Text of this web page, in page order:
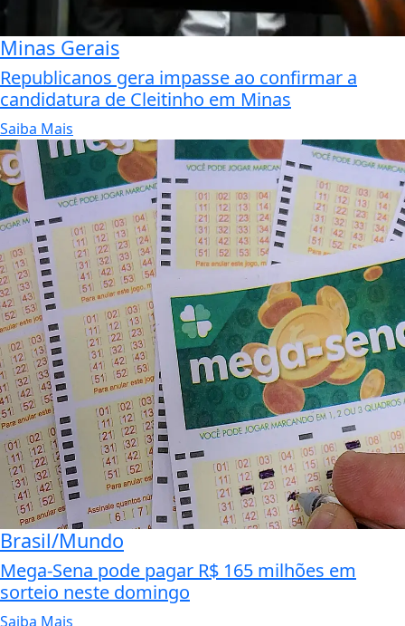
Minas Gerais
Republicanos gera impasse ao confirmar a
candidatura de Cleitinho em Minas
Saiba Mais
Brasil/Mundo
Mega-Sena pode pagar R$ 165 milhões em
sorteio neste domingo
Saiba Mais